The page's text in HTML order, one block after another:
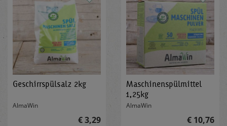
Geschirrspülsalz 2kg
AlmaWin
€ 3,29
Maschinenspülmittel
1,25kg
AlmaWin
€ 10,76